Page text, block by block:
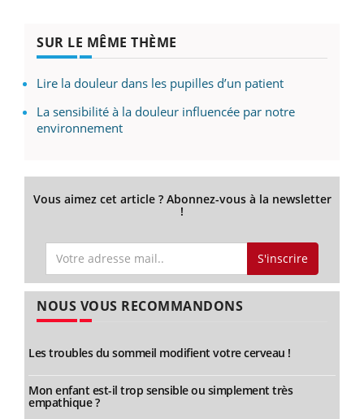
SUR LE MÊME THÈME
Lire la douleur dans les pupilles d’un patient
La sensibilité à la douleur influencée par notre
environnement
Vous aimez cet article ? Abonnez-vous à la newsletter
!
S'inscrire
NOUS VOUS RECOMMANDONS
Les troubles du sommeil modifient votre cerveau !
Mon enfant est-il trop sensible ou simplement très
empathique ?